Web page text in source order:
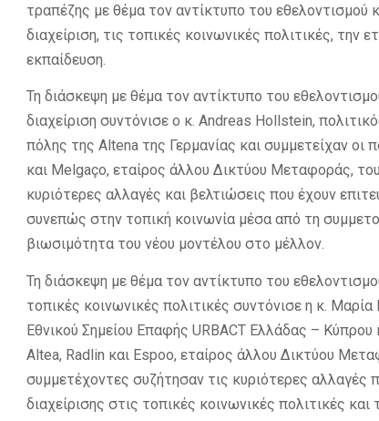
τραπέζης με θέμα τον αντίκτυπο του εθελοντισμού
διαχείριση, τις τοπικές κοινωνικές πολιτικές, την
εκπαίδευση.
Τη διάσκεψη με θέμα τον αντίκτυπο του
διαχείριση συντόνισε ο κ. Andreas Hollstein,
πόλης της Altena της Γερμανίας και συμμετείχαν οι
και Melgaço, εταίρος άλλου Δικτύου Μεταφοράς,
κυριότερες αλλαγές και βελτιώσεις που έχουν
συνεπώς στην τοπική κοινωνία μέσα από τη
βιωσιμότητα του νέου μοντέλου στο μέλλον.
Τη διάσκεψη με θέμα τον αντίκτυπο του
τοπικές κοινωνικές πολιτικές συντόνισε η κ.
Εθνικού Σημείου Επαφής URBACT Ελλάδας – Κύπρου
Altea, Radlin και Espoo, εταίρος άλλου Δικτύου
συμμετέχοντες συζήτησαν τις κυριότερες αλλαγές
διαχείρισης στις τοπικές κοινωνικές πολιτικές